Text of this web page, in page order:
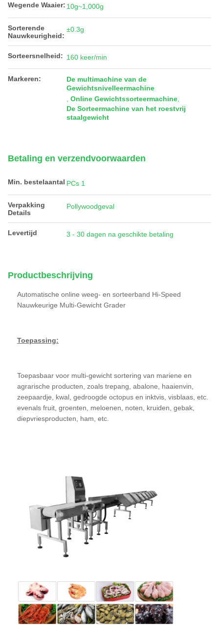
Wegende Waaier: 10g~1,000g
Sorterende
Nauwkeurigheid:
±0.3g
Sorteersnelheid: 160 keer/min
Markeren:
De multimachine van de
Gewichtsnivelleermachine
Online Gewichtssorteermachine
De Sorteermachine van het roestvrij
staalgewicht
Betaling en verzendvoorwaarden
Min. bestelaantal PCs 1
Verpakking
Details
Pollywoodgeval
Levertijd 3 - 30 dagen na geschikte betaling
Productbeschrijving
Automatische online weeg- en sorteerband Hi-Speed
Nauwkeurige Multi-Gewicht Grader
Toepassing:
Toepasbaar voor multi-gewicht sortering van mariene en
agrarische producten, zoals trepang, abalone, haaienvin,
zeepaardje, kwal, gedroogde octopus en inktvis, visblaas, etc.
evenals fruit, groenten, meloenen, noten, kruiden, gebak,
diepvriesproducten, ham, etc.